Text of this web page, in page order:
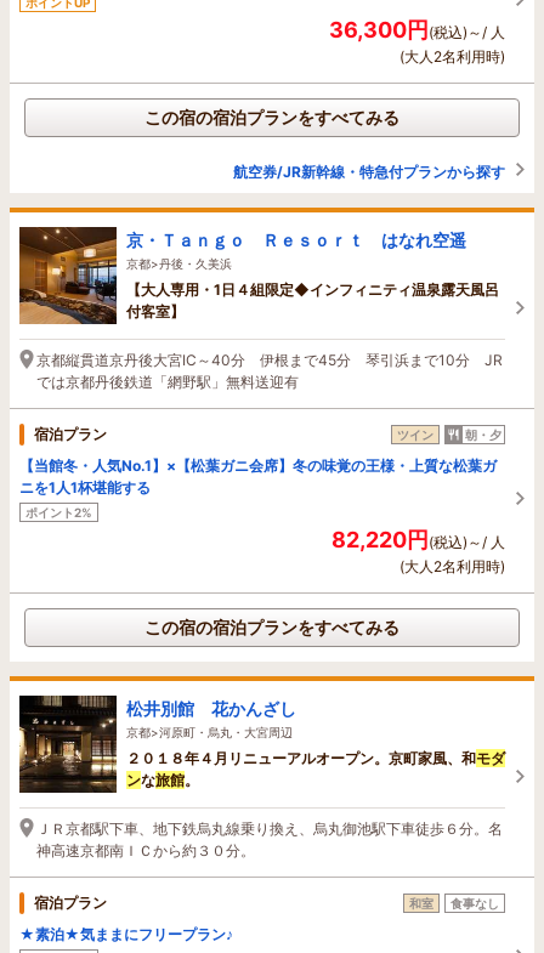
36,300円(税込)～/ 人
(大人2名利用時)
この宿の宿泊プランをすべてみる
航空券/JR新幹線・特急付プランから探す
京・Ｔａｎｇｏ Ｒｅｓｏｒｔ はなれ空遥
京都>丹後・久美浜
【大人専用・1日４組限定◆インフィニティ温泉露天風呂
付客室】
京都縦貫道京丹後大宮IC～40分 伊根まで45分 琴引浜まで10分 JR
では京都丹後鉄道「網野駅」無料送迎有
宿泊プラン ツイン 朝・夕
【当館冬・人気No.1】×【松葉ガニ会席】冬の味覚の王様・上質な松葉ガ
ニを1人1杯堪能する
ポイント2%
82,220円(税込)～/ 人
(大人2名利用時)
この宿の宿泊プランをすべてみる
松井別館 花かんざし
京都>河原町・烏丸・大宮周辺
２０１８年４月リニューアルオープン。京町家風、和モダ
ンな旅館。
ＪＲ京都駅下車、地下鉄烏丸線乗り換え、烏丸御池駅下車徒歩６分。名
神高速京都南ＩＣから約３０分。
宿泊プラン 和室 食事なし
★素泊★気ままにフリープラン♪